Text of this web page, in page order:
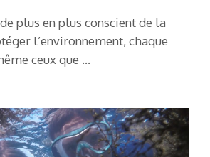
plus en plus conscient de la
l’environnement, chaque
ceux que …